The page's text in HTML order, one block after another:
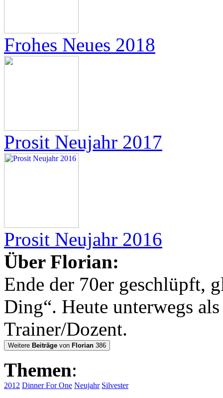
Frohes Neues 2018
Prosit Neujahr 2017
Prosit Neujahr 2016
Über Florian:
Ende der 70er geschlüpft,
Ding“. Heute unterwegs
Trainer/Dozent.
Weitere Beiträge von Florian 386
Themen:
2012 Dinner For One Neujahr Silvester